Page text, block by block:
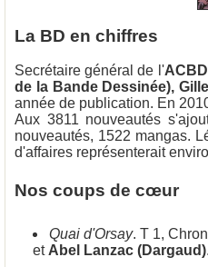
La BD en chiffres
Secrétaire général de l'
de la Bande Dessinée),
année de publication. En
Aux 3811 nouveautés
nouveautés, 1522 mangas.
d'affaires représenterait
Nos coups de cœur
Quai d'Orsay. T 1,
et Abel Lanzac (Dargaud)